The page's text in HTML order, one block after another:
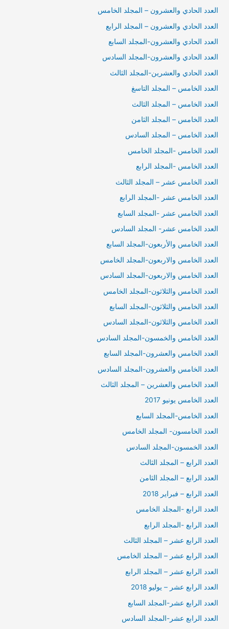
العدد الحادي والعشرون – المجلد الخامس
العدد الحادي والعشرون – المجلد الرابع
العدد الحادي والعشرون-المجلد السابع
العدد الحادي والعشرون-المجلد السادس
العدد الحادي والعشرين-المجلد الثالث
العدد الخامس – المجلد التاسغ
العدد الخامس – المجلد الثالث
العدد الخامس – المجلد الثامن
العدد الخامس – المجلد السادس
العدد الخامس -المجلد الخامس
العدد الخامس -المجلد الرابع
العدد الخامس عشر – المجلد الثالث
العدد الخامس عشر -المجلد الرابع
العدد الخامس عشر -المجلد السابع
العدد الخامس عشر- المجلد السادس
العدد الخامس والأربعون-المجلد السابع
العدد الخامس والاربعون-المجلد الخامس
العدد الخامس والاربعون-المجلد السادس
العدد الخامس والثلاثون-المجلد الخامس
العدد الخامس والثلاثون-المجلد السابع
العدد الخامس والثلاثون-المجلد السادس
العدد الخامس والخمسون-المجلد السادس
العدد الخامس والعشرون-المجلد السابع
العدد الخامس والعشرون-المجلد السادس
العدد الخامس والعشرين – المجلد الثالث
العدد الخامس يونيو 2017
العدد الخامس-المجلد السابع
العدد الخامسون- المجلد الخامس
العدد الخمسون-المجلد السادس
العدد الرابع – المجلد الثالث
العدد الرابع – المجلد الثامن
العدد الرابع – فبراير 2018
العدد الرابع -المجلد الخامس
العدد الرابع -المجلد الرابع
العدد الرابع عشر – المجلد الثالث
العدد الرابع عشر – المجلد الخامس
العدد الرابع عشر – المجلد الرابع
العدد الرابع عشر – يوليو 2018
العدد الرابع عشر-المجلد السابع
العدد الرابع عشر-المجلد السادس